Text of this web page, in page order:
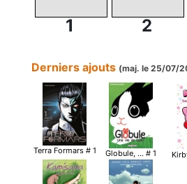
1 2
Derniers ajouts (maj. le 25/07/
Terra Formars # 1 Globule, ... # 1